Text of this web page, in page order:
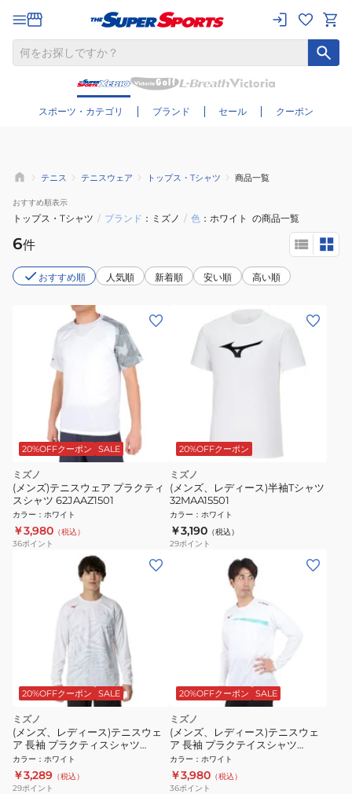
スポーツ・カテゴリ ブランド セール クーポン
さらに絞り込む
テニス テニスウェア トップス・Tシャツ 商品一覧
おすすめ順表示
トップス・Tシャツ / ブランド ミズノ / 色 ホワイト の商品一覧
6件
おすすめ順 人気順 新着順 安い順 高い順
20%OFFクーポン SALE
ミズノ
(メンズ)テニスウェア プラクティ
スシャツ 62JAAZ1501
カラー ： ホワイト
￥3,980 （税込）
36ポイント
20%OFFクーポン
ミズノ
(メンズ、レディース)半袖Tシャツ
32MAA15501
カラー ： ホワイト
￥3,190 （税込）
29ポイント
20%OFFクーポン SALE
ミズノ
(メンズ、レディース)テニスウェ
ア 長袖 プラクティスシャツ
62JAB51101
カラー ： ホワイト
￥3,289 （税込）
29ポイント
20%OFFクーポン SALE
ミズノ
(メンズ、レディース)テニスウェ
ア 長袖 プラクテイスシャツ
62JAA51001 速乾
カラー ： ホワイト
￥3,980 （税込）
36ポイント